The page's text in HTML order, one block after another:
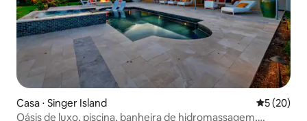
Casa ⋅ Singer Island 5 de uma
5 (20)
Oásis de luxo, piscina, banheira de hidromassagem,